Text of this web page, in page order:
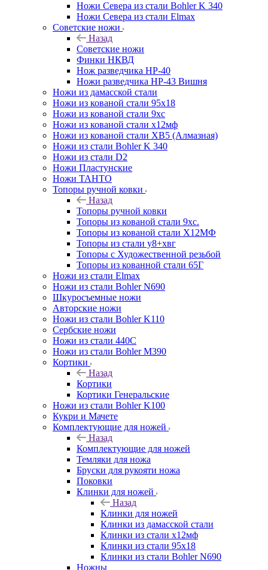
Ножи Севера из стали Bohler K 340
Ножи Севера из стали Elmax
Советские ножи
Назад
Советские ножи
Финки НКВД
Нож разведчика НР-40
Ножи разведчика НР-43 Вишня
Ножи из дамасской стали
Ножи из кованой стали 95х18
Ножи из кованой стали 9хс
Ножи из кованой стали х12мф
Ножи из кованой стали ХВ5 (Алмазная)
Ножи из стали Bohler K 340
Ножи из стали D2
Ножи Пластунские
Ножи ТАНТО
Топоры ручной ковки
Назад
Топоры ручной ковки
Топоры из кованой стали 9хс.
Топоры из кованой стали Х12МФ
Топоры из стали у8+хвг
Топоры с Художественной резьбой
Топоры из кованной стали 65Г
Ножи из стали Elmax
Ножи из стали Bohler N690
Шкуросъемные ножи
Авторские ножи
Ножи из стали Bohler K110
Сербские ножи
Ножи из стали 440С
Ножи из стали Bohler M390
Кортики
Назад
Кортики
Кортики Генеральские
Ножи из стали Bohler K100
Кукри и Мачете
Комплектующие для ножей
Назад
Комплектующие для ножей
Темляки для ножа
Бруски для рукояти ножа
Поковки
Клинки для ножей
Назад
Клинки для ножей
Клинки из дамасской стали
Клинки из стали х12мф
Клинки из стали 95х18
Клинки из стали Bohler N690
Ножны